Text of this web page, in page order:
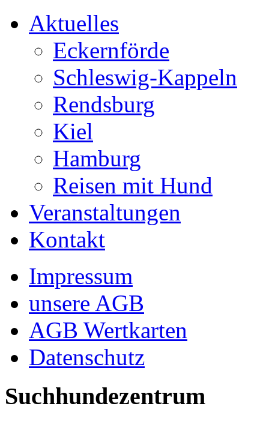
Aktuelles
Eckernförde
Schleswig-Kappeln
Rendsburg
Kiel
Hamburg
Reisen mit Hund
Veranstaltungen
Kontakt
Impressum
unsere AGB
AGB Wertkarten
Datenschutz
Suchhundezentrum